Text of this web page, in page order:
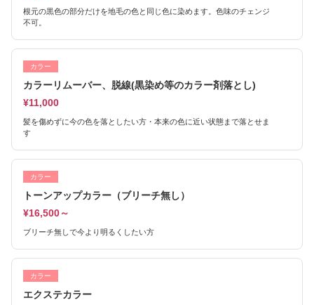
根元の黒色の部分だけを地毛の色と同じ色に染めます。色味のチェンジ
不可。
カラー
カラーリムーバー、脱線(黒染め等のカラー剤落とし)
¥11,000
髪を傷めずに今の色を落としたい方・本来の色に近い状態まで落とせま
す
カラー
トーンアップカラー（ブリーチ無し）
¥16,500～
ブリーチ無しで今より明るくしたい方
カラー
エクステカラー